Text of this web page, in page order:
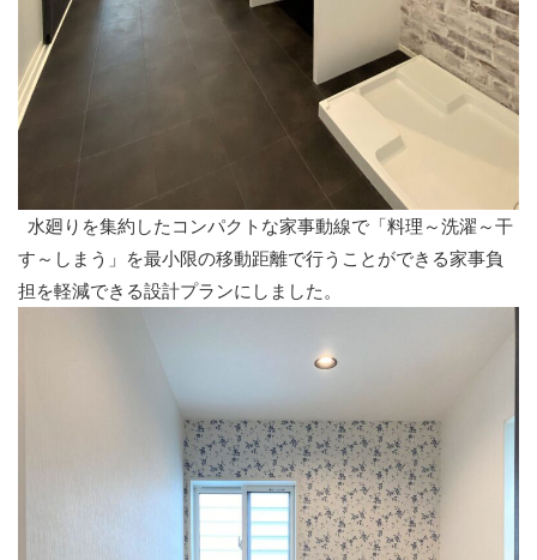
水廻りを集約したコンパクトな家事動線で「料理～洗濯～干
す～しまう」を最小限の移動距離で行うことができる家事負
担を軽減できる設計プランにしました。